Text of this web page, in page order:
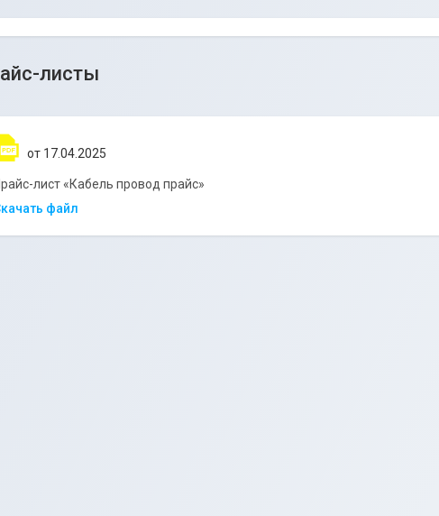
листы
17.04.2025
лист «Кабель провод прайс»
файл